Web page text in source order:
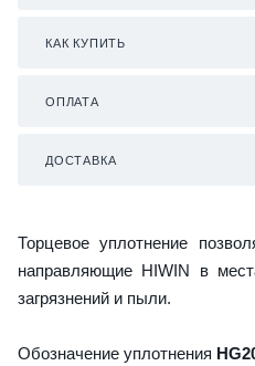
КАК КУПИТЬ
ОПЛАТА
ДОСТАВКА
Торцевое уплотнение
направляющие HIWIN в
загрязнений и пыли.
Обозначение уплотнения